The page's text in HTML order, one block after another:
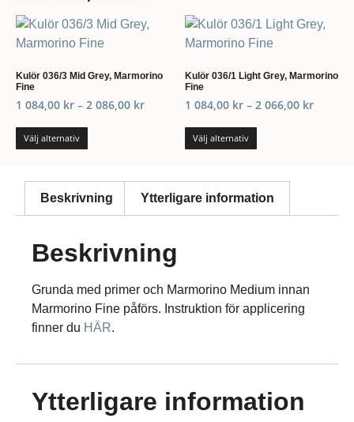
Kulör 036/3 Mid Grey, Marmorino
Fine
1 084,00 kr – 2 086,00 kr
Välj alternativ
Kulör 036/1 Light Grey, Marmorino
Fine
1 084,00 kr – 2 066,00 kr
Välj alternativ
Beskrivning Ytterligare information
Beskrivning
Grunda med primer och Marmorino Medium innan
Marmorino Fine påförs. Instruktion för applicering
finner du HÄR.
Ytterligare information